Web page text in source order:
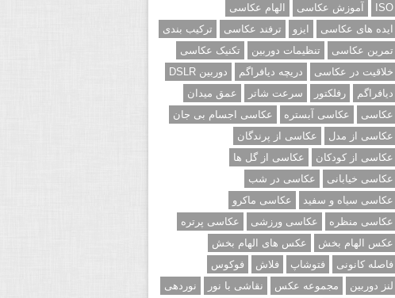
ISO آموزش عکاسی
الهام عکاسی
ایده های عکاسی
ایزو ترفند عکاسی
ترکیب بندی
تمرین عکاسی
تنظیمات دوربین
تکنیک عکاسی
خلاقیت در عکاسی
دریچه دیافراگم
دوربین DSLR
دیافراگم
رفلکتور سرعت شاتر
عمق میدان
عکاسی
عکاسی آبستره
عکاسی اجسام بی جان
عکاسی از مدل
عکاسی از پرندگان
عکاسی از کودکان
عکاسی از گل ها
عکاسی خیابانی
عکاسی در شب
عکاسی سیاه و سفید
عکاسی ماکرو
عکاسی منظره
عکاسی ورزشی
عکاسی پرتره
عکس الهام بخش
عکس های الهام بخش
فاصله کانونی
فتوشاپ فلاش
فوکوس
لنز دوربین
مجموعه عکس نقاشی با نور
نوردهی